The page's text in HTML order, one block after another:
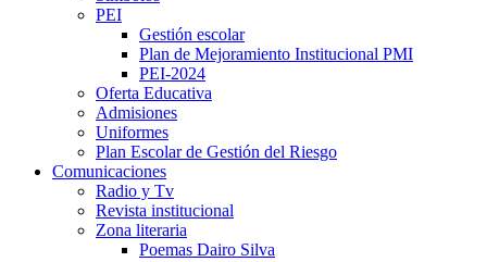
PEI
Gestión escolar
Plan de Mejoramiento Institucional PMI
PEI-2024
Oferta Educativa
Admisiones
Uniformes
Plan Escolar de Gestión del Riesgo
Comunicaciones
Radio y Tv
Revista institucional
Zona literaria
Poemas Dairo Silva